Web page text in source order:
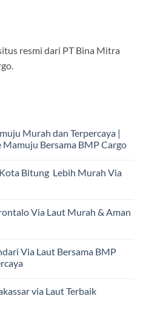
resmi dari PT Bina Mitra
Murah dan Terpercaya |
Mamuju Bersama BMP Cargo
Bitung Lebih Murah Via
Via Laut Murah & Aman
Via Laut Bersama BMP
via Laut Terbaik